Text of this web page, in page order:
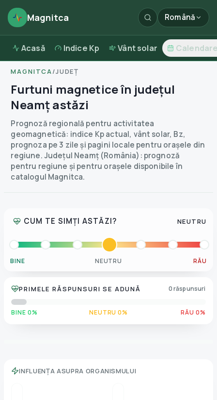
Magnitca Română
Acasă Indice Kp Vânt solar
MAGNITCA/JUDEȚ
Furtuni magnetice în județul
Neamț astăzi
Prognoză regională pentru activitatea
geomagnetică: indice Kp actual, vânt solar, Bz,
prognoza pe 3 zile și pagini locale pentru orașele din
regiune.Județul Neamț (România): prognoză
pentru regiune și pentru orașele disponibile în
catalogul Magnitca.
CUM TE SIMȚI ASTĂZI? NEUTRU
BINE NEUTRU RĂU
PRIMELE RĂSPUNSURI SE ADUNĂ 0 răspunsuri
BINE 0% NEUTRU 0% RĂU 0%
INFLUENȚA ASUPRA ORGANISMULUI